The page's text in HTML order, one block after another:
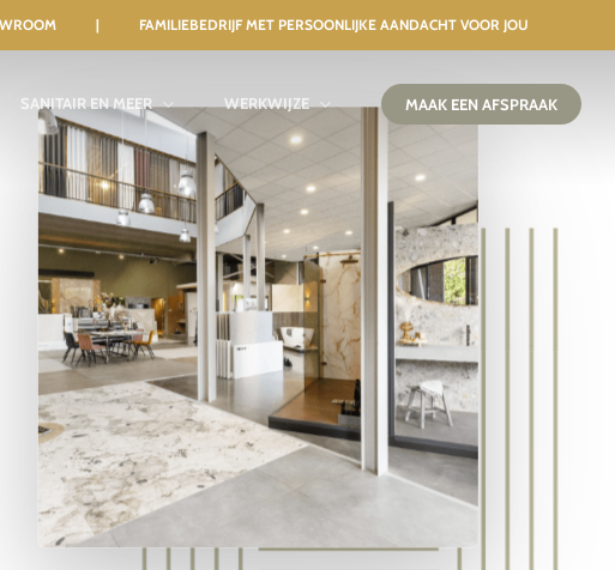
| FAMILIEBEDRIJF MET PERSOONLIJKE AANDACHT VOOR JOU
SANITAIR EN MEER WERKWIJZE MAAK EEN AFSPRAAK